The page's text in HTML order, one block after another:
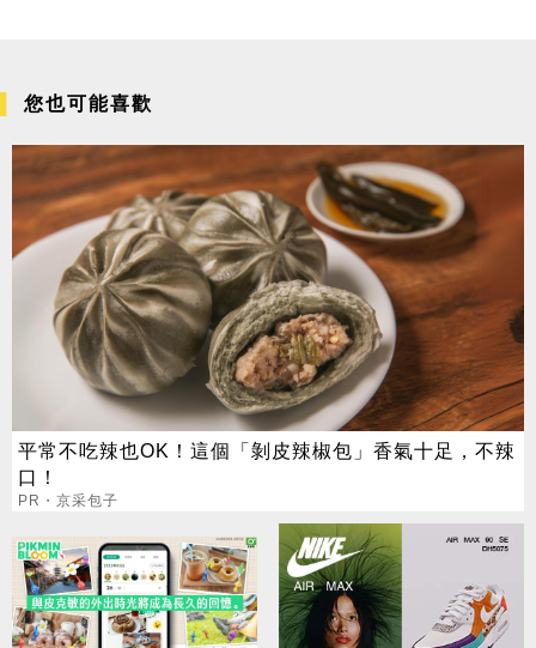
您也可能喜歡
平常不吃辣也OK！這個「剝皮辣椒包」香氣十足，不辣
口！
PR・京采包子